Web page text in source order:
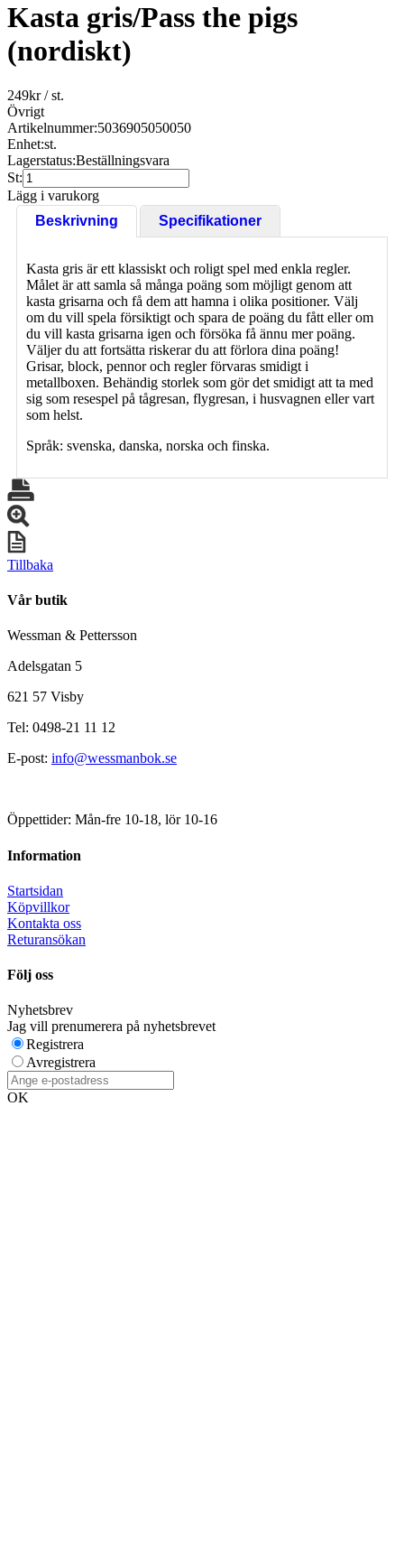
Kasta gris/Pass the pigs
(nordiskt)
249kr/ st.
Övrigt
Artikelnummer:5036905050050
Enhet:st.
Lagerstatus:Beställningsvara
St:
Lägg i varukorg
Beskrivning
Specifikationer
Kasta gris är ett klassiskt och roligt spel med enkla regler.
Målet är att samla så många poäng som möjligt genom att
kasta grisarna och få dem att hamna i olika positioner. Välj
om du vill spela försiktigt och spara de poäng du fått eller om
du vill kasta grisarna igen och försöka få ännu mer poäng.
Väljer du att fortsätta riskerar du att förlora dina poäng!
Grisar, block, pennor och regler förvaras smidigt i
metallboxen. Behändig storlek som gör det smidigt att ta med
sig som resespel på tågresan, flygresan, i husvagnen eller vart
som helst.
Språk: svenska, danska, norska och finska.
Tillbaka
Vår butik
Wessman & Pettersson
Adelsgatan 5
621 57 Visby
Tel: 0498-21 11 12
E-post: info@wessmanbok.se
Öppettider: Mån-fre 10-18, lör 10-16
Information
Startsidan
Köpvillkor
Kontakta oss
Returansökan
Följ oss
Nyhetsbrev
Jag vill prenumerera på nyhetsbrevet
Registrera
Avregistrera
OK